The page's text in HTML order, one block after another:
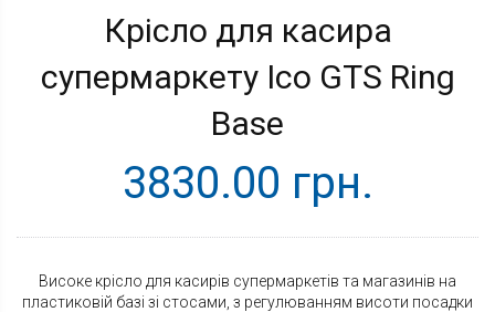
Крісло для касира
супермаркету Ісо GTS Ring
Base
3830.00 грн.
Високе крісло для касирів супермаркетів та магазинів на
пластиковій базі зі стосами, з регулюванням висоти посадки